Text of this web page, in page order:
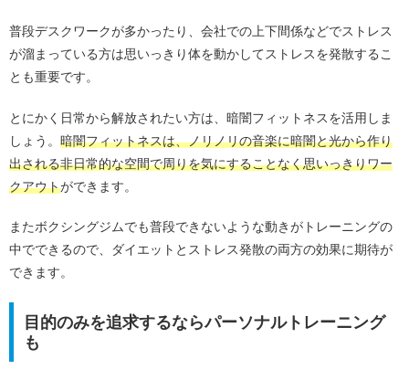
普段デスクワークが多かったり、会社での上下間係などでストレス
が溜まっている方は思いっきり体を動かしてストレスを発散するこ
とも重要です。
とにかく日常から解放されたい方は、暗闇フィットネスを活用しま
しょう。 暗闇フィットネスは、ノリノリの音楽に暗闇と光から作り
出される非日常的な空間で周りを気にすることなく思いっきりワー
クアウトができます。
またボクシングジムでも普段できないような動きがトレーニングの
中でできるので、ダイエットとストレス発散の両方の効果に期待が
できます。
目的のみを追求するならパーソナルトレーニング
も